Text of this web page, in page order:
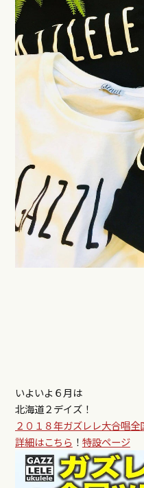
いよいよ６月は
北海道２デイズ！
２０１８年ガズレレ大合唱全
詳細はこちら ！ 特設ページ